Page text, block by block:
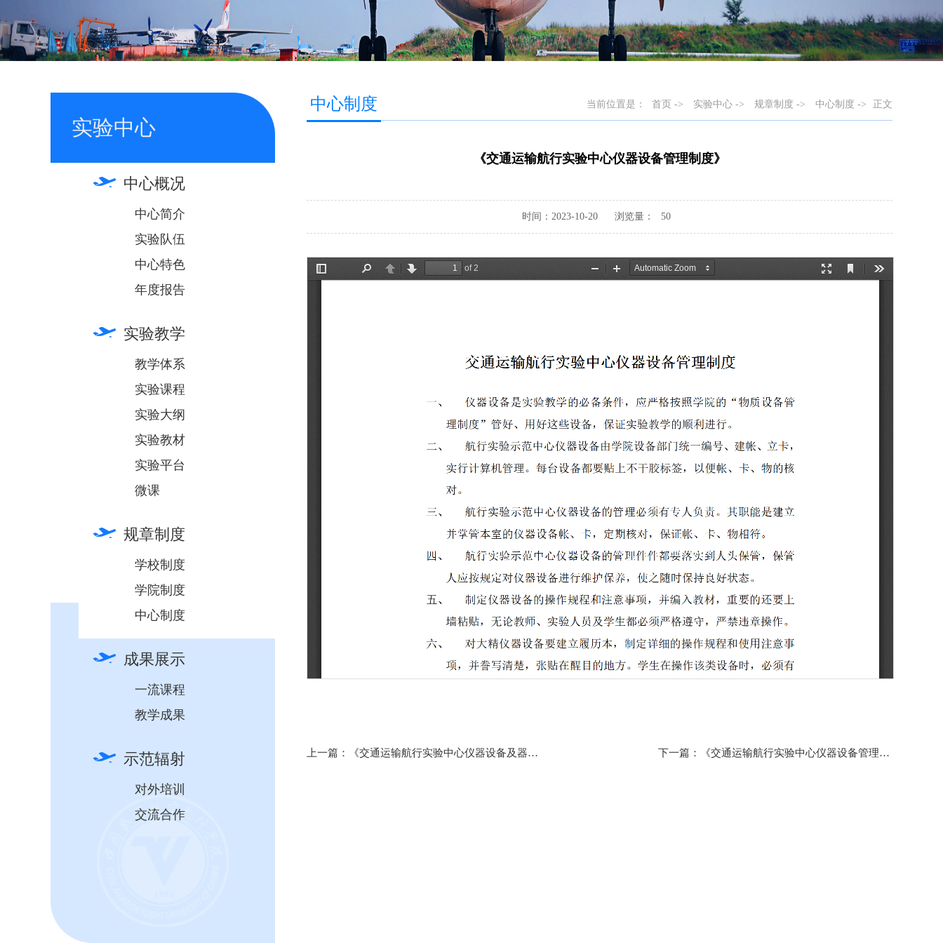
实验中心
中心概况
中心简介
实验队伍
中心特色
年度报告
实验教学
教学体系
实验课程
实验大纲
实验教材
实验平台
微课
规章制度
学校制度
学院制度
中心制度
成果展示
一流课程
教学成果
示范辐射
对外培训
交流合作
当前位置是： 首页 -> 实验中心 -> 规章制度 -> 中心制度 -> 正文
中心制度
《交通运输航行实验中心仪器设备管理制度》
时间：2023-10-20 浏览量： 50
上一篇：《交通运输航行实验中心仪器设备及器材损坏、丢失赔偿制度》 下一篇：《交通运输航行实验中心仪器设备管理制度》